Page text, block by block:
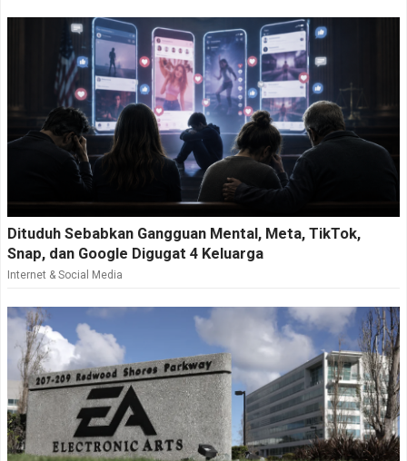
Dituduh Sebabkan Gangguan Mental, Meta, TikTok,
Snap, dan Google Digugat 4 Keluarga
Internet & Social Media